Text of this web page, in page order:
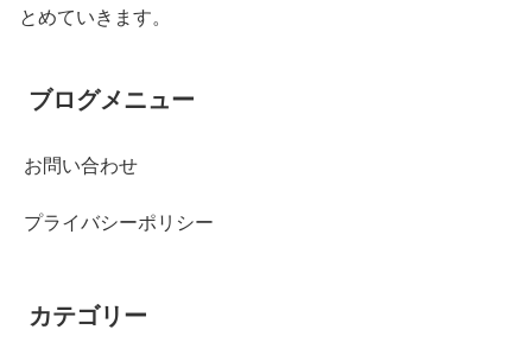
とめていきます。
ブログメニュー
お問い合わせ
プライバシーポリシー
カテゴリー